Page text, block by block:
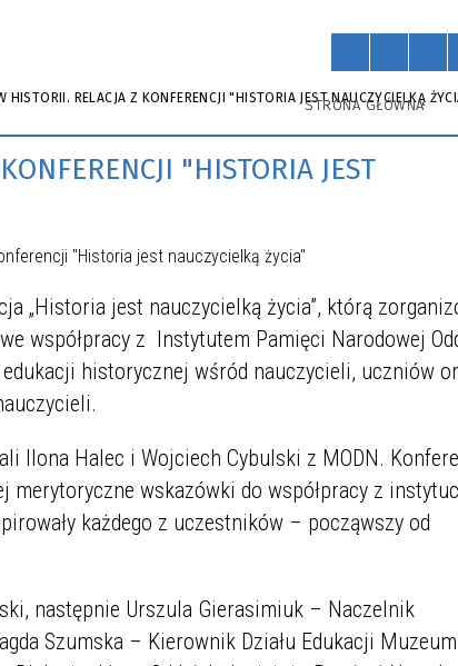
STRONA GŁÓWNA
HISTORII. RELACJA Z KONFERENCJI "HISTORIA JEST NAUCZYCIELKĄ
"HISTORIA JEST
„Historia jest nauczycielką życia”, którą
współpracy z Instytutem Pamięci Narodowej
historycznej wśród nauczycieli, uczniów
Ilona Halec i Wojciech Cybulski z MODN.
merytoryczne wskazówki do współpracy z
każdego z uczestników – począwszy od
następnie Urszula Gierasimiuk – Naczelnik
Szumska – Kierownik Działu Edukacji Muzeum